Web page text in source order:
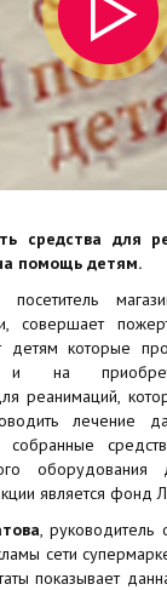
средства для
помощь детям.
совершает
детям которые
и на
реанимаций,
лечение
собранные
оборудования
является
, руководитель
сети
показывает